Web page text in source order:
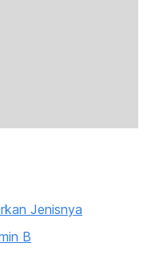
Jenisnya
B